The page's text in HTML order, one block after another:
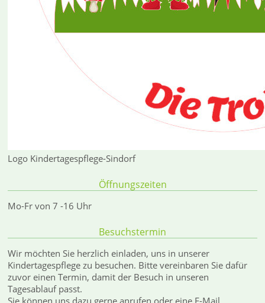
Logo Kindertagespflege-Sindorf
Öffnungszeiten
Mo-Fr von 7 -16 Uhr
Besuchstermin
Wir möchten Sie herzlich einladen, uns in unserer
Kindertagespflege zu besuchen. Bitte vereinbaren Sie dafür
zuvor einen Termin, damit der Besuch in unseren
Tagesablauf passt.